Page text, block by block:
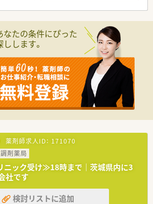
勤も可能となっています。
目数は300品目ほどとなっており、地域にお住
広く対応しています。
る人物像について】
充のための募集となっており、即戦力として活躍
正社員の方を求めています。
り扱う環境で、前向きに学びながら専門知識を
という方に最適の職場です。
寄り添いながら、丁寧で安心感のある服薬指導
ションを行える方を歓迎します。
気】
性管理薬剤師と40代の女性パート薬剤師が在
人数で連携を取り合っています。
舗であるため綺麗な環境が整っており、若い世
中心となって活躍する職場です。
してパートが2名在籍しており、薬剤師が専門
るようサポートを行っています。
なたの条件にぴった
します。
薬剤師求人ID： 171070
調剤薬局
ニック受け≫18時まで｜茨城県内に3
社です
検討リストに追加